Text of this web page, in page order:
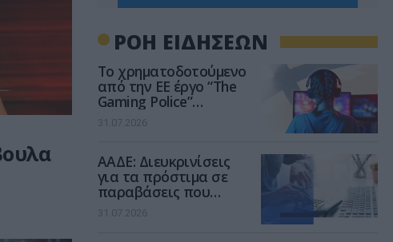
ΡΟΗ ΕΙΔΗΣΕΩΝ
Το χρηματοδοτούμενο
από την ΕΕ έργο “The
Gaming Police”
ενισχύει την ασφάλεια
των παιδιών στο
31.07.2026
ΑΑΔΕ: Διευκρινίσεις
για τα πρόστιμα σε
παραβάσεις που
αφορούν τους ΦΗΜ
31.07.2026